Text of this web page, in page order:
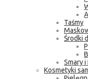
Taśmy
Środki
Smary
Kosmetyki